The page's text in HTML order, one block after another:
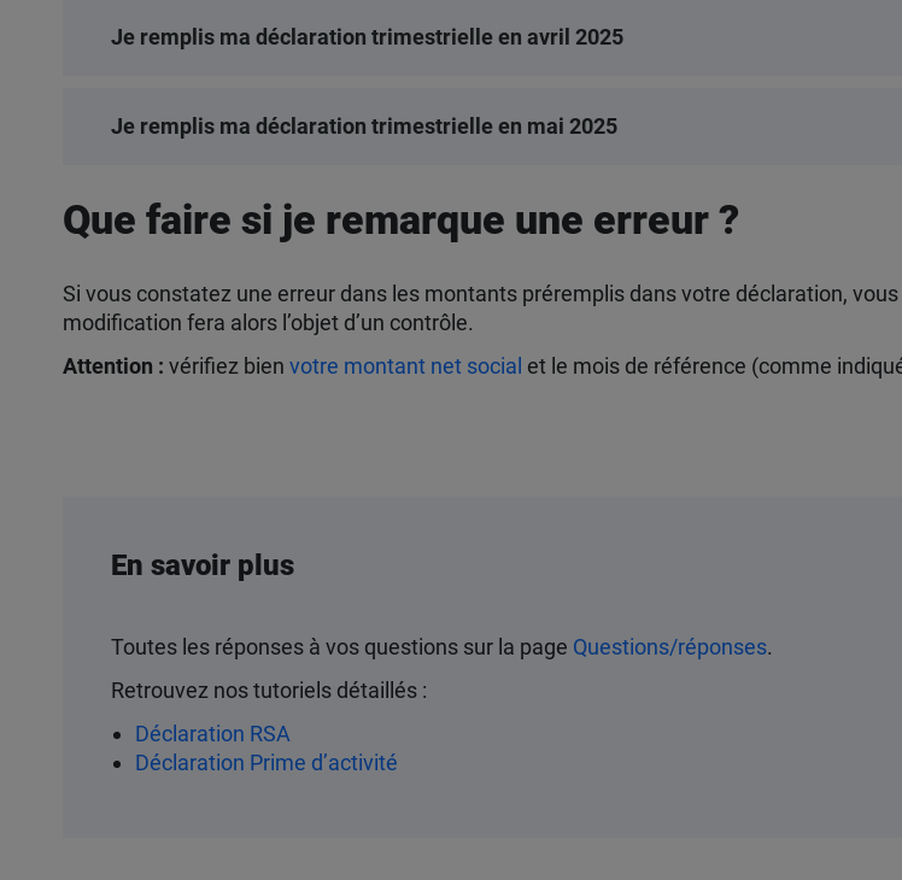
Je remplis ma déclaration trimestrielle en avril 2025
Je remplis ma déclaration trimestrielle en mai 2025
Que faire si je remarque une erreur ?
Si vous constatez une erreur dans les montants préremplis dans votre déclaration,
modification fera alors l’objet d’un contrôle.
Attention : vérifiez bien votre montant net social et le mois de référence (comme
En savoir plus
Toutes les réponses à vos questions sur la page Questions/réponses.
Retrouvez nos tutoriels détaillés :
Déclaration RSA
Déclaration Prime d’activité